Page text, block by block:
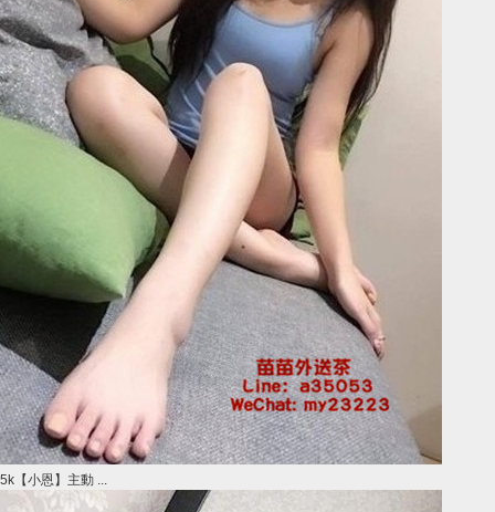
5k【小恩】主動 ...